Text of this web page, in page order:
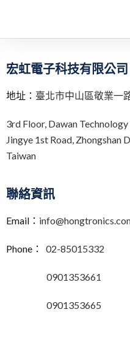
宏虹電子科技有限公司
地址： 臺北市中山區敬業一
3rd Floor, Dawan
Jingye 1st Road, Zhongshan
Taiwan
聯絡資訊
Email：
Phone： 02-85015332
0901353661
0901353665